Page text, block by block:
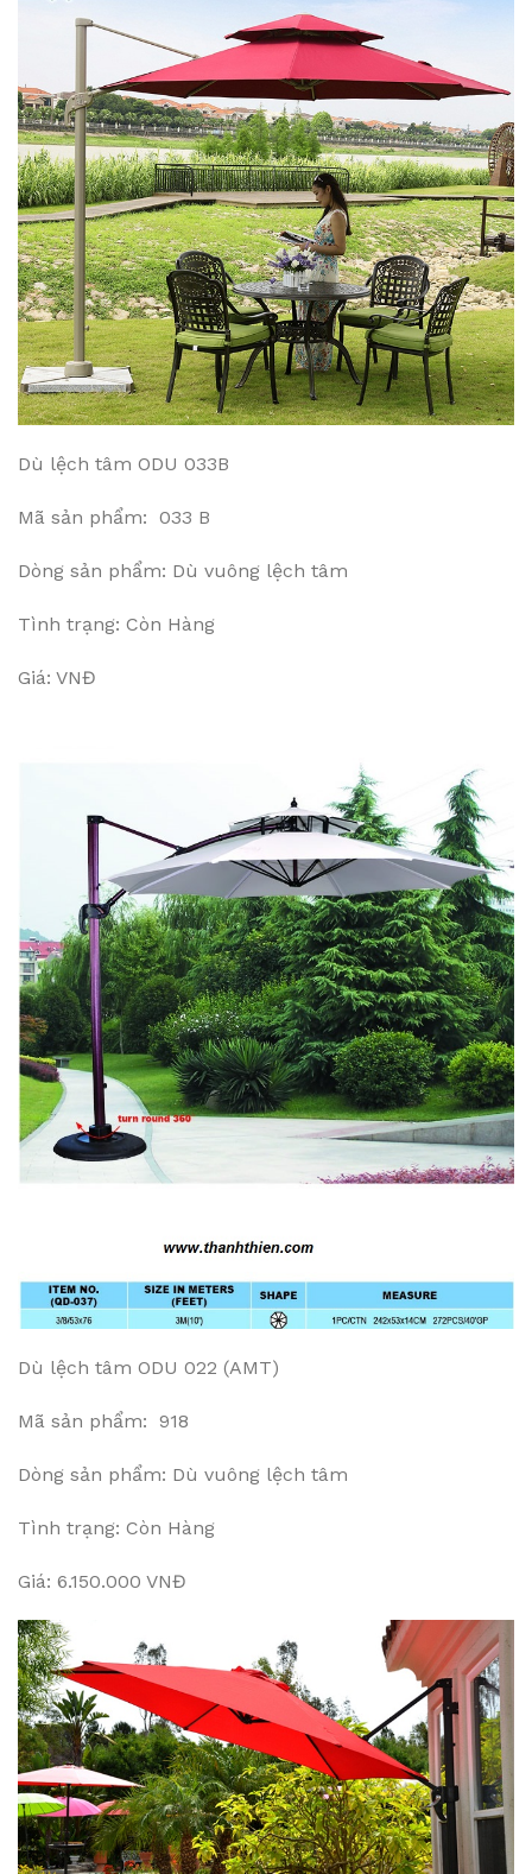
Dù lệch tâm ODU 033B
Mã sản phẩm: 033 B
Dòng sản phẩm: Dù vuông lệch tâm
Tình trạng: Còn Hàng
Giá: VNĐ
Dù lệch tâm ODU 022 (AMT)
Mã sản phẩm: 918
Dòng sản phẩm: Dù vuông lệch tâm
Tình trạng: Còn Hàng
Giá: 6.150.000 VNĐ